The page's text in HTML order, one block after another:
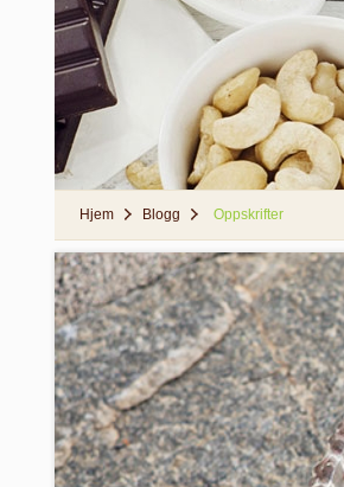
Hjem Blogg Oppskrifter